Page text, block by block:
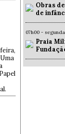
Obras
de
07h00 -
Praia